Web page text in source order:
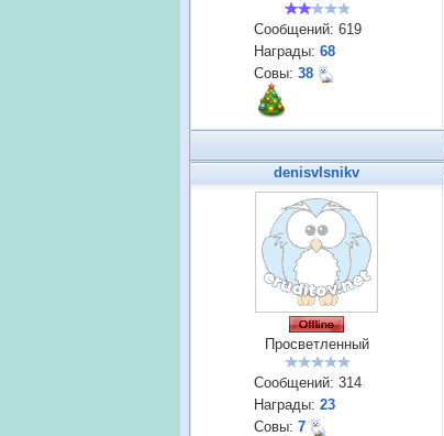
Сообщений: 619
Награды: 68
Совы: 38
denisvlsnikv
Просветленный
Сообщений: 314
Награды: 23
Совы: 7